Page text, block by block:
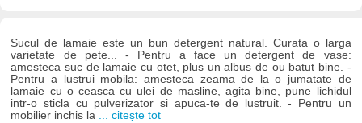
Sucul de lamaie este un bun detergent natural. Curata o larga
varietate de pete... - Pentru a face un detergent de vase:
amesteca suc de lamaie cu otet, plus un albus de ou batut bine. -
Pentru a lustrui mobila: amesteca zeama de la o jumatate de
lamaie cu o ceasca cu ulei de masline, agita bine, pune lichidul
intr-o sticla cu pulverizator si apuca-te de lustruit. - Pentru un
mobilier inchis la ... citește tot